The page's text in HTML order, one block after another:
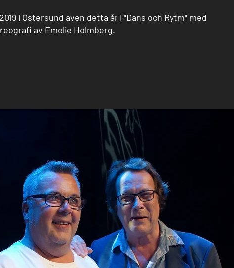
i Östersund även detta år i "Dans och Rytm" med
av Emelie Holmberg.